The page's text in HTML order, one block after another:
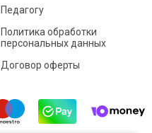
Педагогу
Политика обработки
персональных данных
Договор оферты